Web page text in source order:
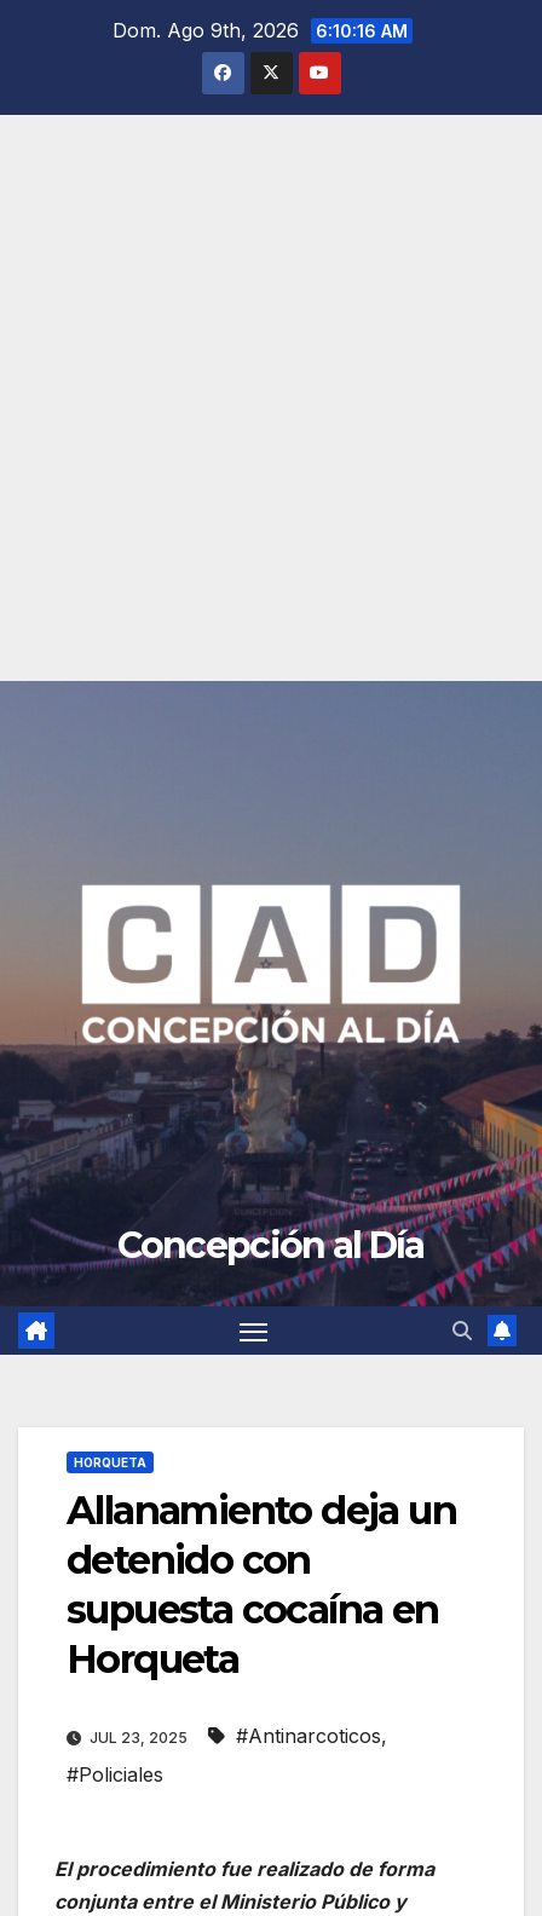
Dom. Ago 9th, 2026 6:10:17 AM
Concepción al Día
HORQUETA
Allanamiento deja un
detenido con
supuesta cocaína en
Horqueta
JUL 23, 2025 #Antinarcoticos,
#Policiales
El procedimiento fue realizado de forma
conjunta entre el Ministerio Público y